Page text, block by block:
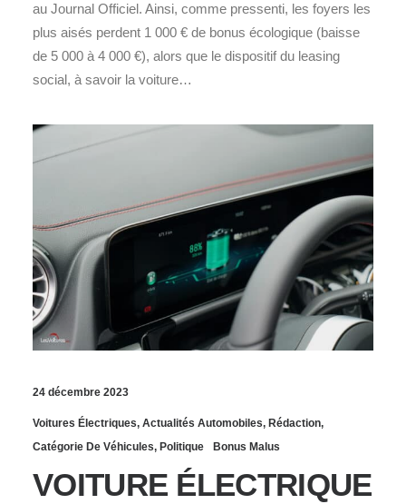
au Journal Officiel. Ainsi, comme pressenti, les foyers les
plus aisés perdent 1 000 € de bonus écologique (baisse
de 5 000 à 4 000 €), alors que le dispositif du leasing
social, à savoir la voiture…
24 décembre 2023
Voitures Électriques, Actualités Automobiles, Rédaction,
Catégorie De Véhicules, Politique Bonus Malus
VOITURE ÉLECTRIQUE